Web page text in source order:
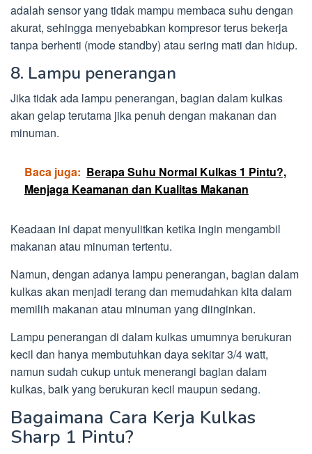
adalah sensor yang tidak mampu membaca suhu dengan
akurat, sehingga menyebabkan kompresor terus bekerja
tanpa berhenti (mode standby) atau sering mati dan hidup.
8. Lampu penerangan
Jika tidak ada lampu penerangan, bagian dalam kulkas
akan gelap terutama jika penuh dengan makanan dan
minuman.
Baca juga: Berapa Suhu Normal Kulkas 1 Pintu?,
Menjaga Keamanan dan Kualitas Makanan
Keadaan ini dapat menyulitkan ketika ingin mengambil
makanan atau minuman tertentu.
Namun, dengan adanya lampu penerangan, bagian dalam
kulkas akan menjadi terang dan memudahkan kita dalam
memilih makanan atau minuman yang diinginkan.
Lampu penerangan di dalam kulkas umumnya berukuran
kecil dan hanya membutuhkan daya sekitar 3/4 watt,
namun sudah cukup untuk menerangi bagian dalam
kulkas, baik yang berukuran kecil maupun sedang.
Bagaimana Cara Kerja Kulkas
Sharp 1 Pintu?